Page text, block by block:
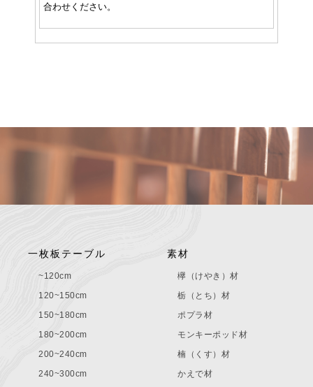
合わせください。
一枚板テーブル
~120cm
120~150cm
150~180cm
180~200cm
200~240cm
240~300cm
素材
欅（けやき）材
栃（とち）材
ポプラ材
モンキーポッド材
楠（くす）材
かえで材